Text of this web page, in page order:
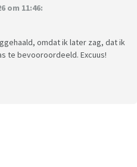
om 11:46:
omdat ik later zag, dat ik
te bevooroordeeld. Excuus!